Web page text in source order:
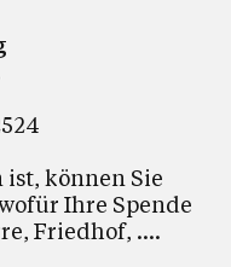
können Sie
Ihre Spende
Friedhof, ....